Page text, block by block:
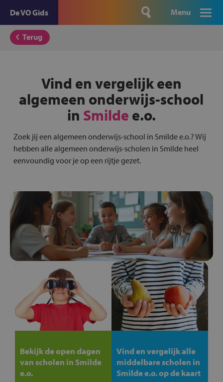
De VO Gids Menu
Terug
Vind en vergelijk een
algemeen onderwijs-school
in Smilde e.o.
Zoek jij een algemeen onderwijs-school in Smilde e.o.? Wij
hebben alle algemeen onderwijs-scholen in Smilde heel
eenvoundig voor je op een rijtje gezet.
Bekijk de open dagen
van scholen in Smilde
e.o.
Vind en vergelijk alle
middelbare scholen in
Smilde e.o. op de kaart